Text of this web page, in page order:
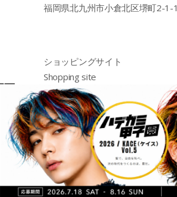
福岡県北九州市小倉北区堺町2-1-1
ショッピングサイト
Shopping site
购物网站
http://emajiny.jp